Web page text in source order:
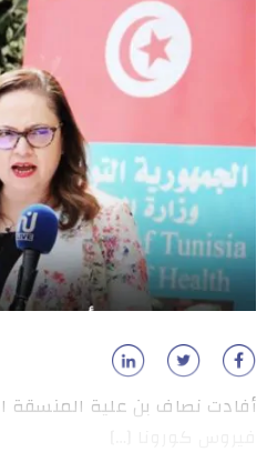
أفادت نصاف بن علية المنسقة